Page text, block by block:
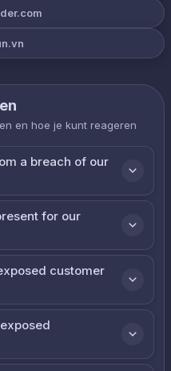
en hoe je kunt reageren
a breach of our
for our
customer